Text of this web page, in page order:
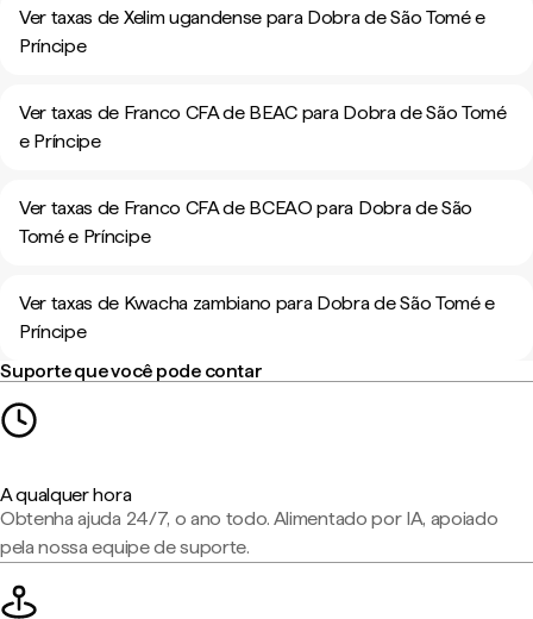
Ver taxas de Xelim ugandense para Dobra de São Tomé e
Príncipe
Ver taxas de Franco CFA de BEAC para Dobra de São Tomé
e Príncipe
Ver taxas de Franco CFA de BCEAO para Dobra de São
Tomé e Príncipe
Ver taxas de Kwacha zambiano para Dobra de São Tomé e
Príncipe
Suporte que você pode contar
A qualquer hora
Obtenha ajuda 24/7, o ano todo. Alimentado por IA, apoiado
pela nossa equipe de suporte.